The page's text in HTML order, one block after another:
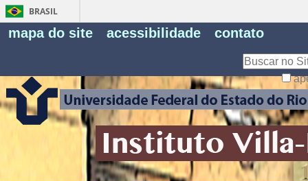
BRASIL
mapa do site acessibilidade contato